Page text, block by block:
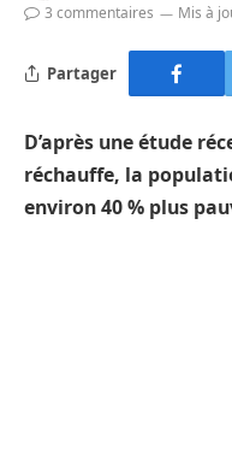
3 commentaires
Mis à
Partager
D’après une étude
réchauffe, la
environ 40 % plus